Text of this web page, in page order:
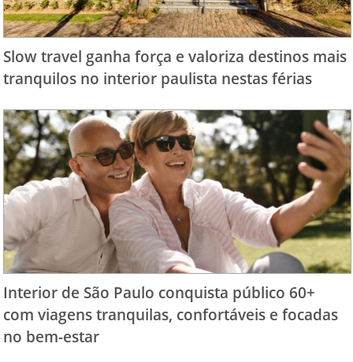
Slow travel ganha força e valoriza destinos mais
tranquilos no interior paulista nestas férias
Interior de São Paulo conquista público 60+
com viagens tranquilas, confortáveis e focadas
no bem-estar